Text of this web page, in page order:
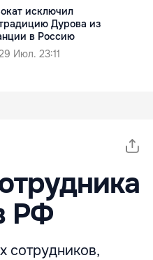
исключил
Дурова из
в Россию
Июл. 23:11
РФ
сотрудников,